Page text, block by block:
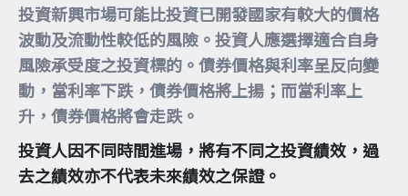
投資新興市場可能比投資已開發國家有較大的價格
波動及流動性較低的風險。投資人應選擇適合自身
風險承受度之投資標的。債券價格與利率呈反向變
動，當利率下跌，債券價格將上揚；而當利率上
升，債券價格將會走跌。
投資人因不同時間進場，將有不同之投資績效，過
去之績效亦不代表未來績效之保證。